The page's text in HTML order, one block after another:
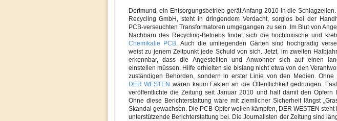
Dortmund, ein Entsorgungsbetrieb gerät Anfang 2010 in die
Recycling GmbH, steht in dringendem Verdacht, sorglos bei der
PCB-verseuchten Transformatoren umgegangen zu sein. Im Blut von
Nachbarn des Recycling-Betriebs findet sich die hochtoxische und
Chemikalie PCB. Auch die umliegenden Gärten sind hochgradig
weist zu jenem Zeitpunkt jede Schuld von sich. Jetzt, im zweiten
erkennbar, dass die Angestellten und Anwohner sich auf einen
einstellen müssen. Hilfe erhielten sie bislang nicht etwa von den
zuständigen Behörden, sondern in erster Linie von den Medien. Ohne
DER WESTEN wären kaum Fakten an die Öffentlichkeit gedrungen. Fast
veröffentlichte die Zeitung seit Januar 2010 und half damit den Opfern
Ohne diese Berichterstattung wäre mit ziemlicher Sicherheit längst
Skandal gewachsen. Die PCB-Opfer wollen kämpfen, DER WESTEN steht
unterstützende Berichterstattung bei. Die Journalisten der Zeitung sind